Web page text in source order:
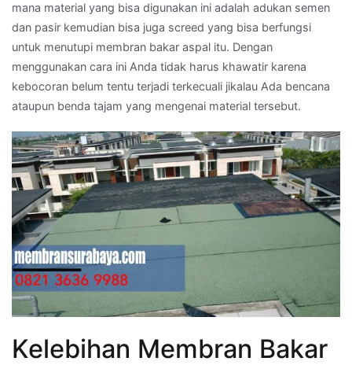
mana material yang bisa digunakan ini adalah adukan semen
dan pasir kemudian bisa juga screed yang bisa berfungsi
untuk menutupi membran bakar aspal itu. Dengan
menggunakan cara ini Anda tidak harus khawatir karena
kebocoran belum tentu terjadi terkecuali jikalau Ada bencana
ataupun benda tajam yang mengenai material tersebut.
Kelebihan Membran Bakar